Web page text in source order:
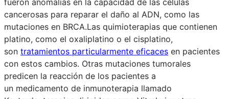
cancerosas para reparar el daño al ADN, como las
mutaciones en BRCA.Las quimioterapias que contienen
platino, como el oxaliplatino o el cisplatino,
son tratamientos particularmente eficaces en pacientes
con estos cambios. Otras mutaciones tumorales
predicen la reacción de los pacientes a
un medicamento de inmunoterapia llamado